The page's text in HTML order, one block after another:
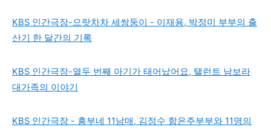
KBS 인간극장-으랏차차 세쌍둥이 - 이재용, 박정미 부부의 출
산기 한 달간의 기록
KBS 인간극장-열두 번째 아기가 태어났어요, 탤런트 남보라
대가족의 이야기
KBS 인간극장 - 흥부네 11남매, 김정수 함은주부부와 11명의